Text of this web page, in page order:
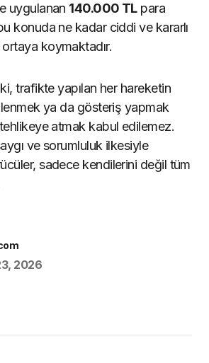
uygulanan 140.000 TLpara
konuda ne kadar ciddi ve kararlı
koymaktadır.
ki, trafikte yapılan her hareketin
ya da gösteriş yapmak
atmak kabul edilemez.
ve sorumluluk ilkesiyle
sadece kendilerini değil tüm
2026